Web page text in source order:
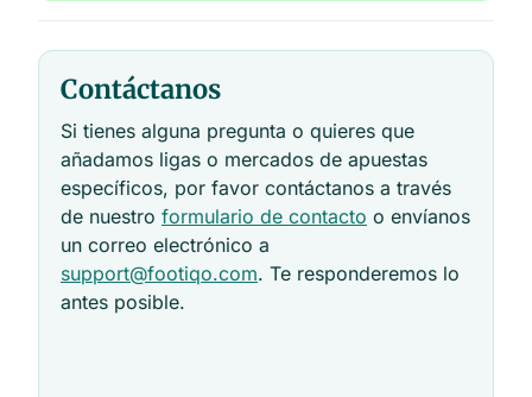
Contáctanos
Si tienes alguna pregunta o quieres que
añadamos ligas o mercados de apuestas
específicos, por favor contáctanos a través
de nuestro formulario de contacto o envíanos
un correo electrónico a
support@footiqo.com. Te responderemos lo
antes posible.